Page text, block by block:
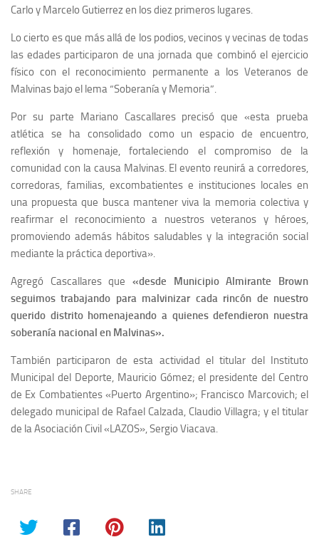
Carlo y Marcelo Gutierrez en los diez primeros lugares.
Lo cierto es que más allá de los podios, vecinos y vecinas de todas
las edades participaron de una jornada que combinó el ejercicio
físico con el reconocimiento permanente a los Veteranos de
Malvinas bajo el lema “Soberanía y Memoria”.
Por su parte Mariano Cascallares precisó que «esta prueba
atlética se ha consolidado como un espacio de encuentro,
reflexión y homenaje, fortaleciendo el compromiso de la
comunidad con la causa Malvinas. El evento reunirá a corredores,
corredoras, familias, excombatientes e instituciones locales en
una propuesta que busca mantener viva la memoria colectiva y
reafirmar el reconocimiento a nuestros veteranos y héroes,
promoviendo además hábitos saludables y la integración social
mediante la práctica deportiva».
Agregó Cascallares que «desde Municipio Almirante Brown
seguimos trabajando para malvinizar cada rincón de nuestro
querido distrito homenajeando a quienes defendieron nuestra
soberanía nacional en Malvinas».
También participaron de esta actividad el titular del Instituto
Municipal del Deporte, Mauricio Gómez; el presidente del Centro
de Ex Combatientes «Puerto Argentino»; Francisco Marcovich; el
delegado municipal de Rafael Calzada, Claudio Villagra; y el titular
de la Asociación Civil «LAZOS», Sergio Viacava.
SHARE